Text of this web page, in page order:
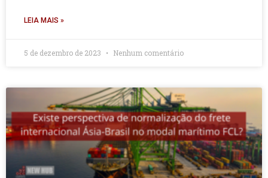
LEIA MAIS »
5 de dezembro de 2023 Nenhum comentário